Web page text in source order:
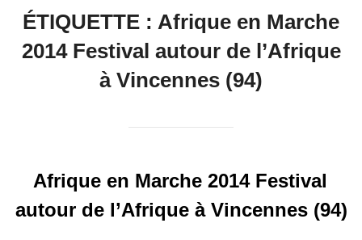
ÉTIQUETTE : Afrique en Marche
2014 Festival autour de l’Afrique
à Vincennes (94)
Afrique en Marche 2014 Festival
autour de l’Afrique à Vincennes (94)